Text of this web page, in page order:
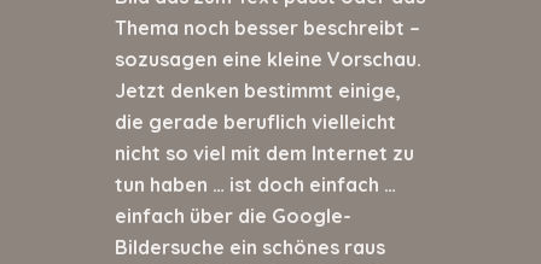
Thema noch besser beschreibt –
sozusagen eine kleine Vorschau.
Jetzt denken bestimmt einige,
die gerade beruflich vielleicht
nicht so viel mit dem Internet zu
tun haben … ist doch einfach …
einfach über die Google-
Bildersuche ein schönes raus